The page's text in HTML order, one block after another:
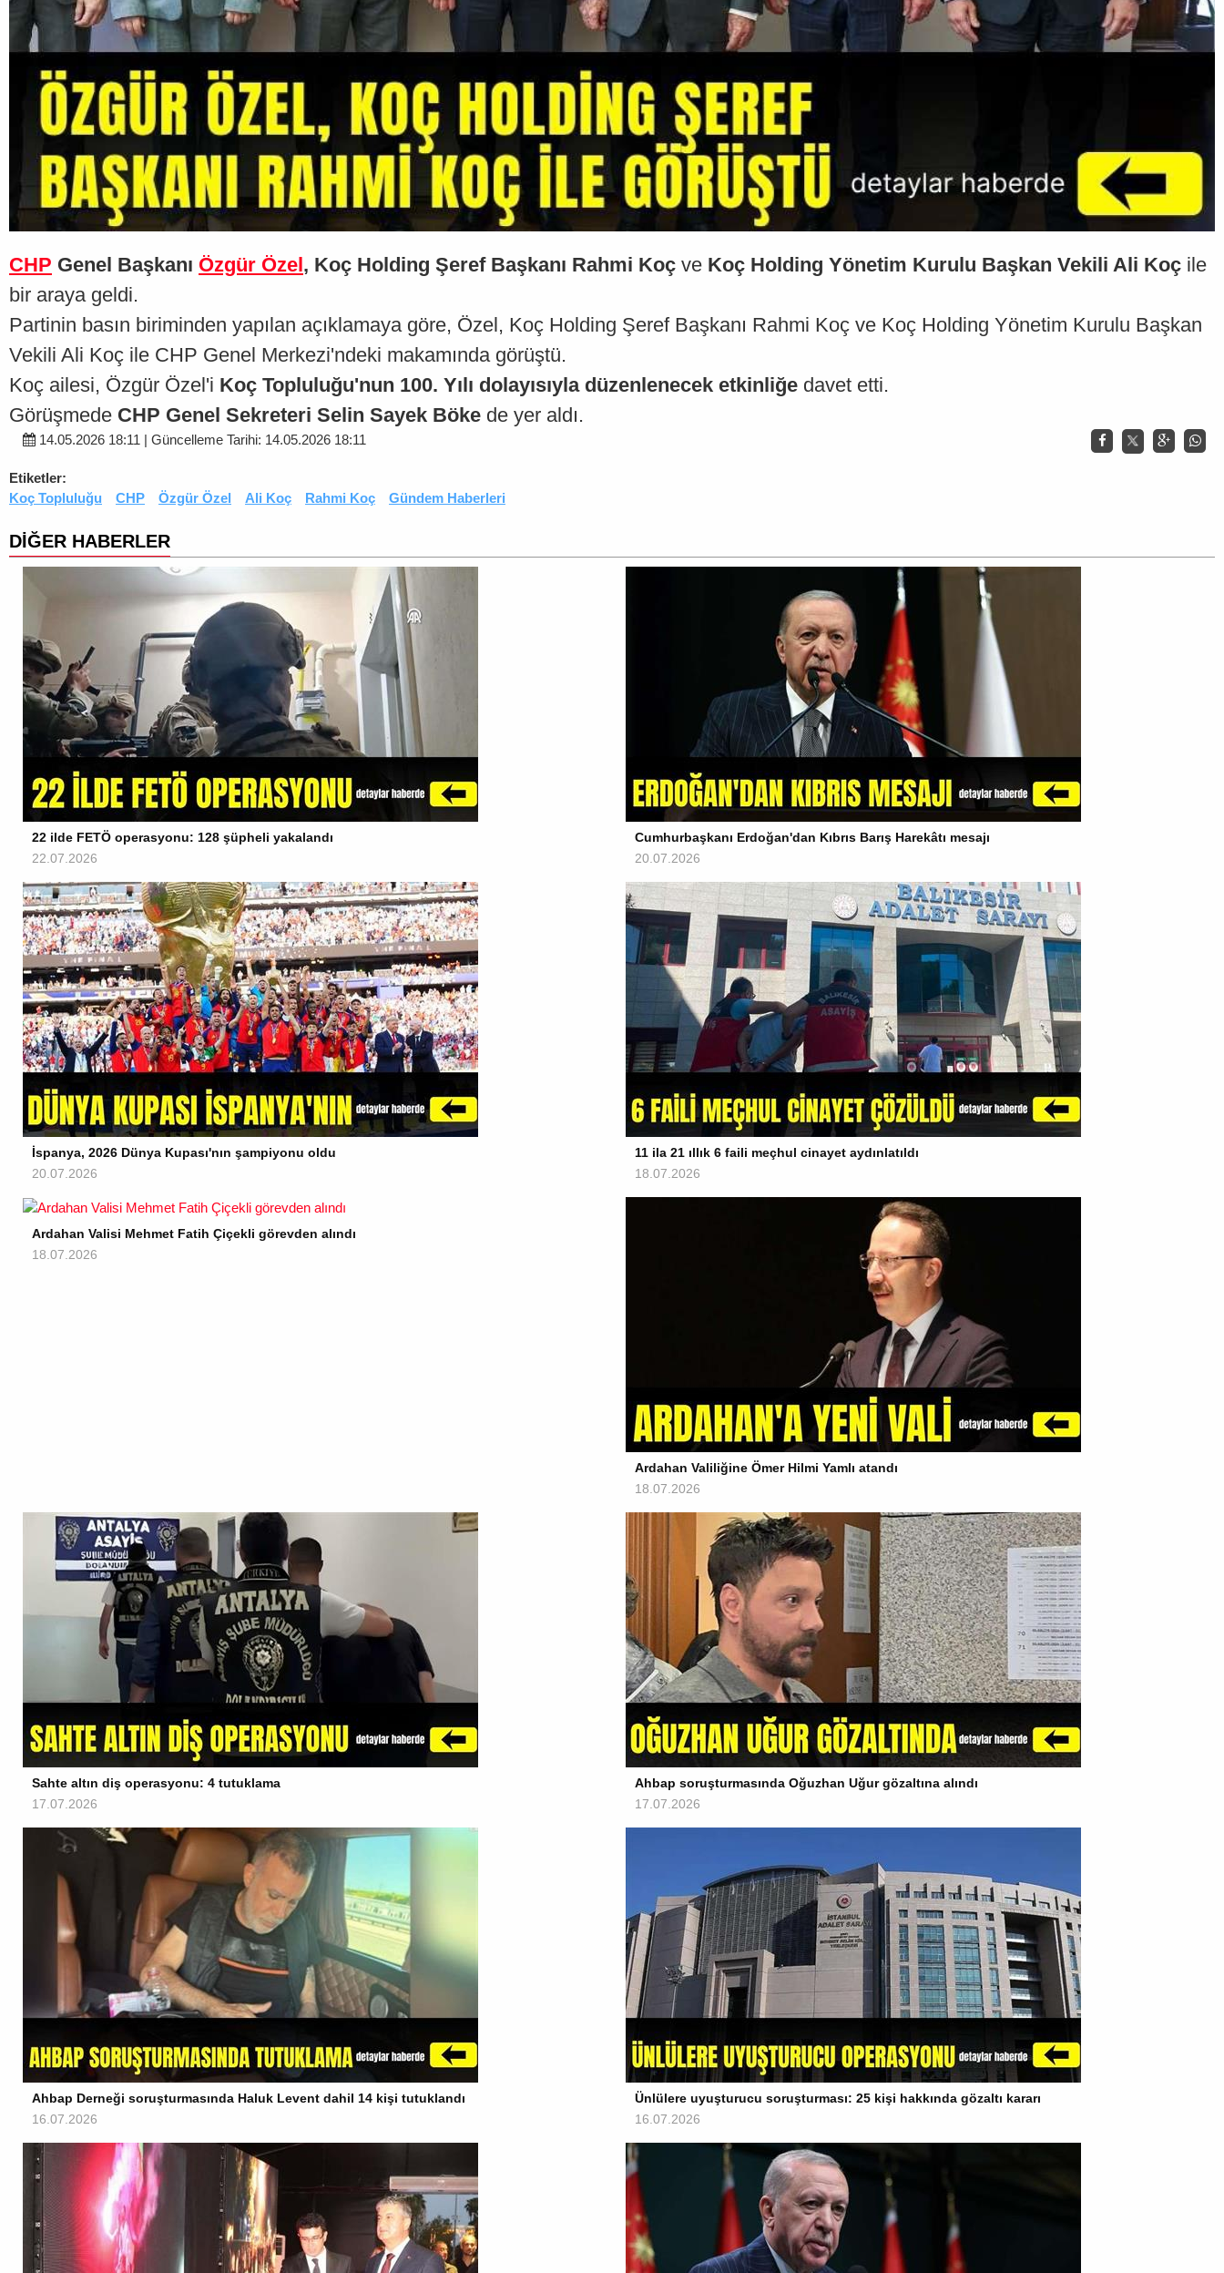
CHP Genel Başkanı Özgür Özel, Koç Holding Şeref Başkanı Rahmi Koç ve Koç Holding Yönetim Kurulu Başkan Vekili Ali Koç ile
bir araya geldi.
Partinin basın biriminden yapılan açıklamaya göre, Özel, Koç Holding Şeref Başkanı Rahmi Koç ve Koç Holding Yönetim Kurulu Başkan
Vekili Ali Koç ile CHP Genel Merkezi'ndeki makamında görüştü.
Koç ailesi, Özgür Özel'i Koç Topluluğu'nun 100. Yılı dolayısıyla düzenlenecek etkinliğe davet etti.
Görüşmede CHP Genel Sekreteri Selin Sayek Böke de yer aldı.
14.05.2026 18:11 | Güncelleme Tarihi: 14.05.2026 18:11
Etiketler:
Koç Topluluğu
CHP Özgür Özel Ali Koç Rahmi Koç Gündem Haberleri
DİĞER HABERLER
22 ilde FETÖ operasyonu: 128 şüpheli yakalandı
22.07.2026
Cumhurbaşkanı Erdoğan'dan Kıbrıs Barış Harekâtı mesajı
20.07.2026
İspanya, 2026 Dünya Kupası'nın şampiyonu oldu
20.07.2026
11 ila 21 ıllık 6 faili meçhul cinayet aydınlatıldı
18.07.2026
Ardahan Valisi Mehmet Fatih Çiçekli görevden alındı
18.07.2026
Ardahan Valiliğine Ömer Hilmi Yamlı atandı
18.07.2026
Sahte altın diş operasyonu: 4 tutuklama
17.07.2026
Ahbap soruşturmasında Oğuzhan Uğur gözaltına alındı
17.07.2026
Ahbap Derneği soruşturmasında Haluk Levent dahil 14 kişi tutuklandı
16.07.2026
Ünlülere uyuşturucu soruşturması: 25 kişi hakkında gözaltı kararı
16.07.2026